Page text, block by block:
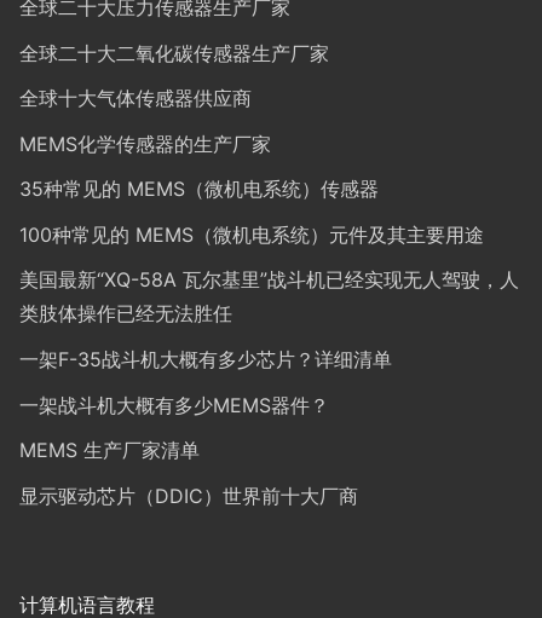
全球二十大压力传感器生产厂家
全球二十大二氧化碳传感器生产厂家
全球十大气体传感器供应商
MEMS化学传感器的生产厂家
35种常见的 MEMS（微机电系统）传感器
100种常见的 MEMS（微机电系统）元件及其主要用途
美国最新“XQ-58A 瓦尔基里”战斗机已经实现无人驾驶，人
类肢体操作已经无法胜任
一架F-35战斗机大概有多少芯片？详细清单
一架战斗机大概有多少MEMS器件？
MEMS 生产厂家清单
显示驱动芯片（DDIC）世界前十大厂商
计算机语言教程